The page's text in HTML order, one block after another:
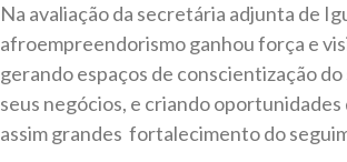
Na avaliação da secretária adjunta de
afroempreendorismo ganhou força e
gerando espaços de conscientização
seus negócios, e criando
assim grandes fortalecimento do